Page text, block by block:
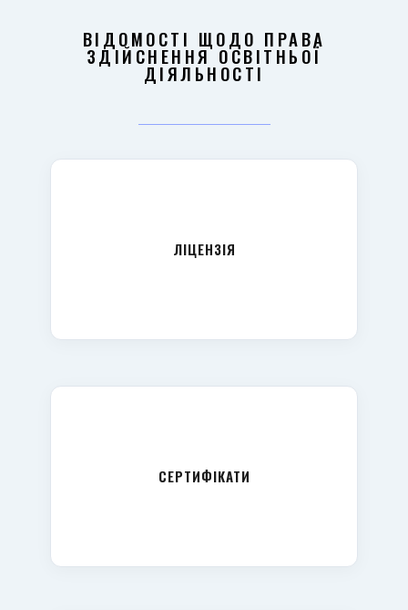
ВІДОМОСТІ ЩОДО ПРАВА
ЗДІЙСНЕННЯ ОСВІТНЬОЇ
ДІЯЛЬНОСТІ
ЛІЦЕНЗІЯ
СЕРТИФІКАТИ